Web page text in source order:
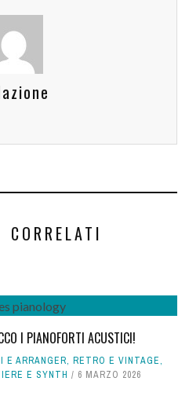
I PIANOFORTI ACUSTICI!
E ARRANGER, RETRO E VINTAGE,
E SYNTH 6 MARZO 2026